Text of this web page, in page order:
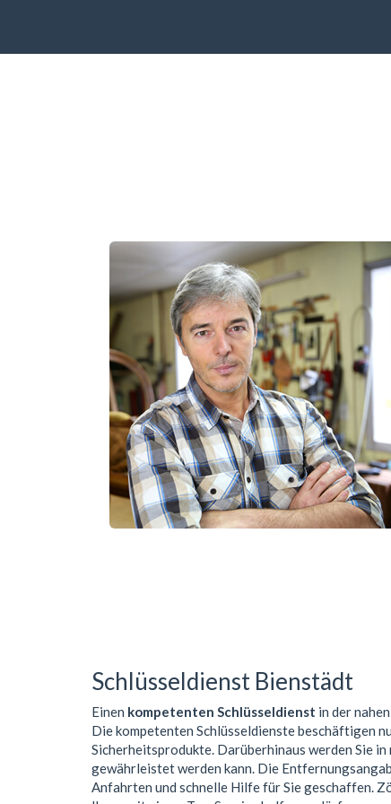
Schlüsseldienst Bienstädt
Einen kompetenten Schlüsseldienst in der
Die kompetenten Schlüsseldienste beschäftigen
Sicherheitsprodukte. Darüberhinaus werden Sie
gewährleistet werden kann. Die
Anfahrten und schnelle Hilfe für Sie geschaffen.